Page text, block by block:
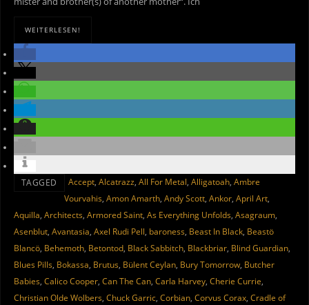
WEITERLESEN!
TAGGED Accept, Alcatrazz, All For Metal, Alligatoah, Ambre
Vourvahis, Amon Amarth, Andy Scott, Ankor, April Art,
Aquilla, Architects, Armored Saint, As Everything Unfolds, Asagraum,
Asenblut, Avantasia, Axel Rudi Pell, baroness, Beast In Black, Beastö
Blancö, Behemoth, Betontod, Black Sabbitch, Blackbriar, Blind Guardian,
Blues Pills, Bokassa, Brutus, Bülent Ceylan, Bury Tomorrow, Butcher
Babies, Calico Cooper, Can The Can, Carla Harvey, Cherie Currie,
Christian Olde Wolbers, Chuck Garric, Corbian, Corvus Corax, Cradle of